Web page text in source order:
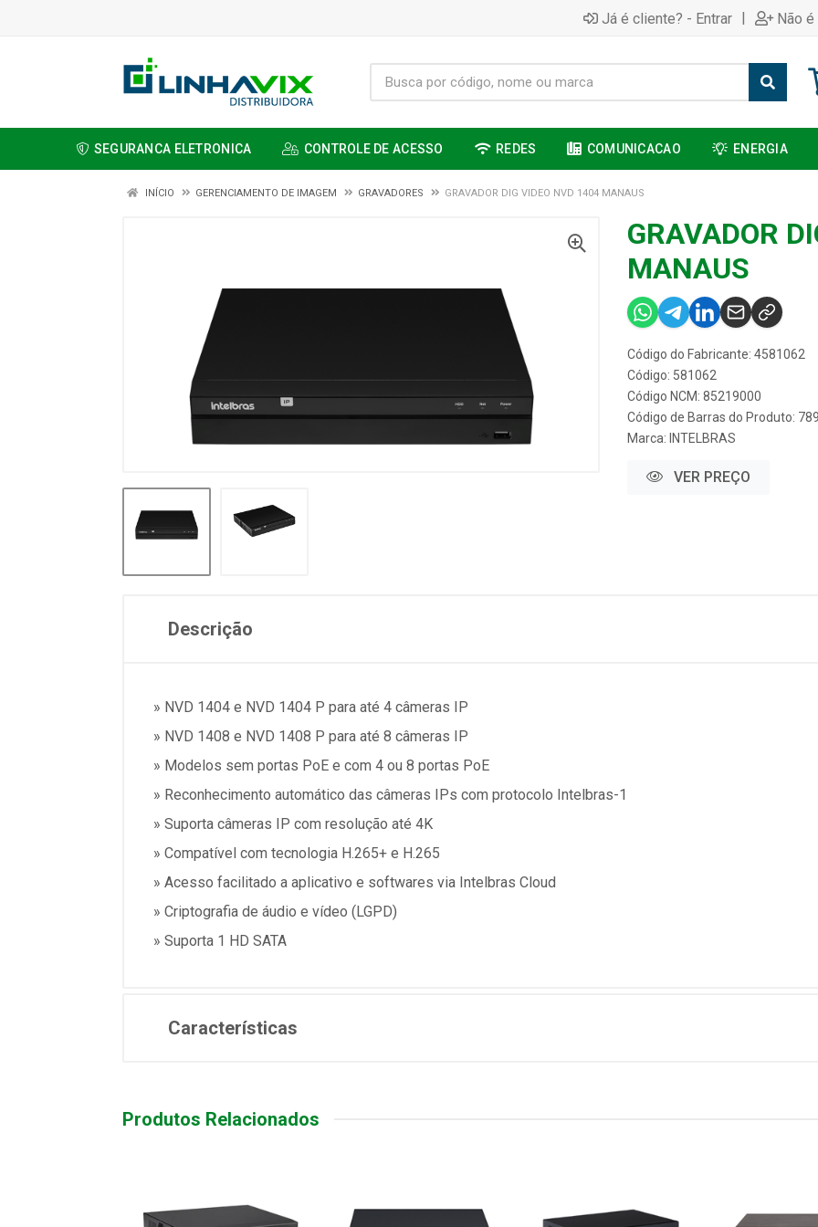
Já é cliente? - Entrar | Não
SEGURANCA ELETRONICA CONTROLE DE ACESSO REDES COMUNICACAO ENERGIA
INÍCIO GERENCIAMENTO DE IMAGEM GRAVADORES GRAVADOR DIG VIDEO NVD 1404 MANAUS
GRAVADOR
MANAUS
Código do Fabricante: 4581062
Código: 581062
Código NCM: 85219000
Código de Barras do Produto:
Marca: INTELBRAS
VER PREÇO
Descrição
» NVD 1404 e NVD 1404 P para até 4 câmeras IP
» NVD 1408 e NVD 1408 P para até 8 câmeras IP
» Modelos sem portas PoE e com 4 ou 8 portas PoE
» Reconhecimento automático das câmeras IPs com protocolo Intelbras-1
» Suporta câmeras IP com resolução até 4K
» Compatível com tecnologia H.265+ e H.265
» Acesso facilitado a aplicativo e softwares via Intelbras Cloud
» Criptografia de áudio e vídeo (LGPD)
» Suporta 1 HD SATA
Características
Produtos Relacionados